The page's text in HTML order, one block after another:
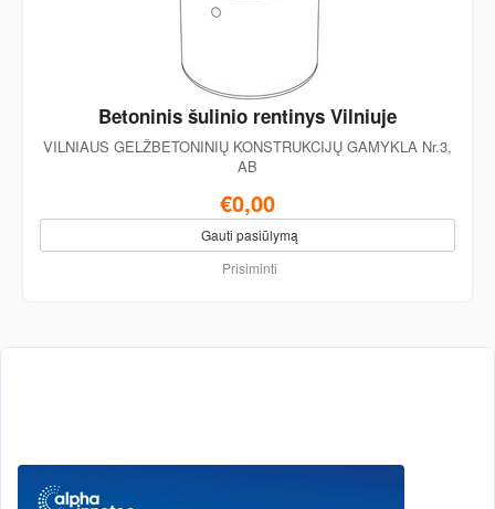
Betoninis šulinio rentinys Vilniuje
VILNIAUS GELŽBETONINIŲ KONSTRUKCIJŲ GAMYKLA Nr.3,
AB
€0,00
Gauti pasiūlymą
Prisiminti